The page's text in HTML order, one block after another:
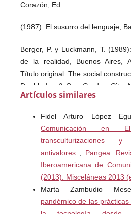
Corazón, Ed.
(1987): El susurro del lenguaje,
Berger, P. y Luckmann, T.
de la realidad, Buenos Aires,
Título original: The social
Doubleday & Co., Garden City,
de Silvia Zuleta.
Blanco, D. y Bueno, R. (1983):
semiótico, Lima, Editorial
Bourdieu, P. (1980): Qué
los intercambios lingüísticos,
Conde, F. (1990): “Un
perspectivas cuantitativa y
Artículos similares
Fidel Arturo López
Comunicación en
transculturizaciones
antivalores , Pangea.
Iberoamericana de
(2013): Misceláneas 2013
Marta Zambudio
pandémico de las